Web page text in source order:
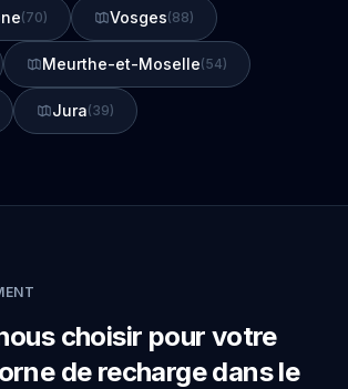
(70) Vosges(88)
Meurthe-et-Moselle(54)
Jura(39)
choisir pour votre
de recharge dans le